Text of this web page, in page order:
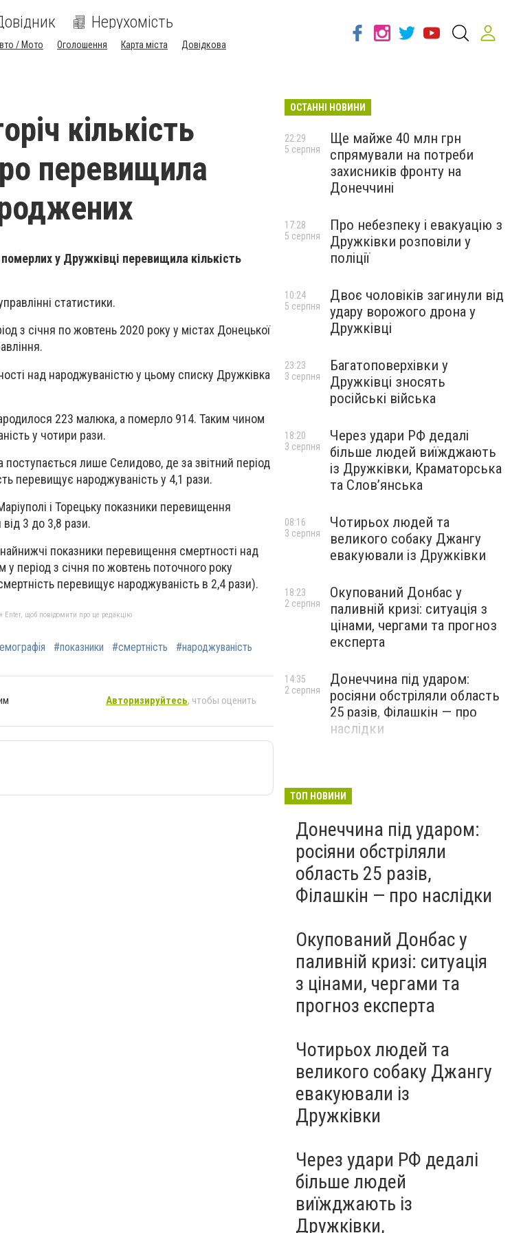
Нерухомість
/ Мото Оголошення Карта міста Довідкова
кількість
перевищила
у Дружківці перевищила кількість
статистики.
з січня по жовтень 2020 року у містах Донецької
над народжуваністю у цьому списку Дружківка
223 малюка, а померло 914. Таким чином
у чотири рази.
лише Селидово, де за звітний період
перевищує народжуваність у 4,1 рази.
і Торецьку показники перевищення
3 до 3,8 рази.
показники перевищення смертності над
у період з січня по жовтень поточного року
перевищує народжуваність в 2,4 рази).
Enter, щоб повідомити про це редакцію
#показники #смертність #народжуваність
Авторизируйтесь, чтобы оценить
ОСТАННІ НОВИНИ
Ще майже 40 млн грн
спрямували на потреби
захисників фронту на
Донеччині
22:29
5 серпня
Про небезпеку і евакуацію з
Дружківки розповіли у
поліції
17:28
5 серпня
Двоє чоловіків загинули від
удару ворожого дрона у
Дружківці
10:24
5 серпня
Багатоповерхівки у
Дружківці зносять
російські війська
23:23
3 серпня
Через удари РФ дедалі
більше людей виїжджають
із Дружківки, Краматорська
та Слов’янська
18:20
3 серпня
Чотирьох людей та
великого собаку Джангу
евакуювали із Дружківки
08:16
3 серпня
Окупований Донбас у
паливній кризі: ситуація з
цінами, чергами та прогноз
експерта
18:23
2 серпня
Донеччина під ударом:
росіяни обстріляли область
25 разів, Філашкін — про
наслідки
14:35
2 серпня
ТОП НОВИНИ
Донеччина під ударом:
росіяни обстріляли
область 25 разів,
Філашкін — про наслідки
Окупований Донбас у
паливній кризі: ситуація
з цінами, чергами та
прогноз експерта
Чотирьох людей та
великого собаку Джангу
евакуювали із
Дружківки
Через удари РФ дедалі
більше людей
виїжджають із
Дружківки,